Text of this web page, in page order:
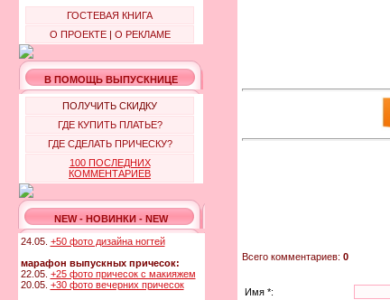
ГОСТЕВАЯ КНИГА
О ПРОЕКТЕ| О РЕКЛАМЕ
В ПОМОЩЬ ВЫПУСКНИЦЕ
ПОЛУЧИТЬ СКИДКУ
ГДЕ КУПИТЬ ПЛАТЬЕ?
ГДЕ СДЕЛАТЬ ПРИЧЕСКУ?
100 ПОСЛЕДНИХ
КОММЕНТАРИЕВ
NEW - НОВИНКИ - NEW
24.05. +50 фото дизайна ногтей
марафон выпускных причесок:
22.05. +25 фото причесок с макияжем
20.05. +30 фото вечерних причесок
Всего комментариев: 0
Имя *: